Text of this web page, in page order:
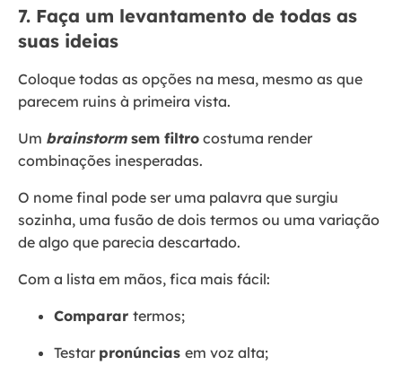
7. Faça um levantamento de todas as
suas ideias
Coloque todas as opções na mesa, mesmo as que
parecem ruins à primeira vista.
Um brainstorm sem filtro costuma render
combinações inesperadas.
O nome final pode ser uma palavra que surgiu
sozinha, uma fusão de dois termos ou uma variação
de algo que parecia descartado.
Com a lista em mãos, fica mais fácil:
Comparar termos;
Testar pronúncias em voz alta;